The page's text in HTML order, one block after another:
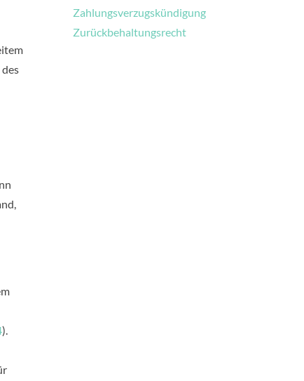
).
Zahlungsverzugskündigung
Zurückbehaltungsrecht